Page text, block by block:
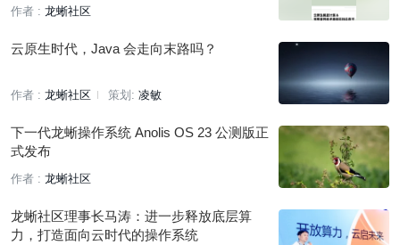
作者 : 龙蜥社区
云原生时代，Java 会走向末路吗？
作者 : 龙蜥社区 策划: 凌敏
下一代龙蜥操作系统 Anolis OS 23 公测版正
式发布
作者 : 龙蜥社区
龙蜥社区理事长马涛：进一步释放底层算
力，打造面向云时代的操作系统